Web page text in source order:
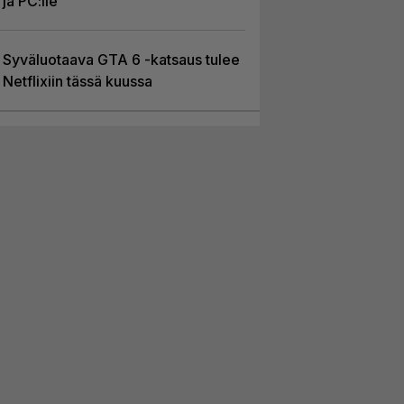
Syväluotaava GTA 6 -katsaus tulee
Netflixiin tässä kuussa